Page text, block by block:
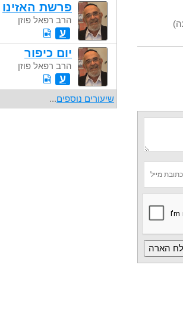
פרשת האזינו
הרב רפאל פוזן
ע
יום כיפור
הרב רפאל פוזן
ע
שיעורים נוספים...